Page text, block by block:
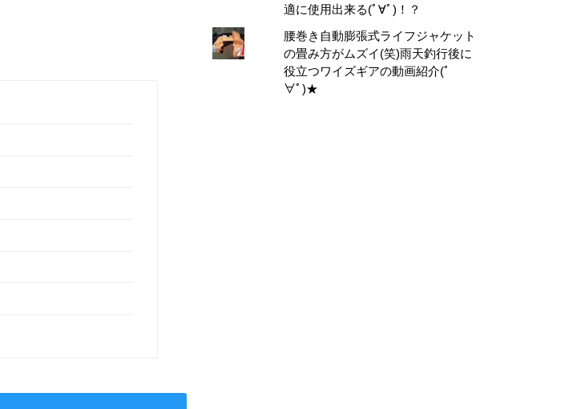
適に使用出来る(ﾟ∀ﾟ)！？
腰巻き自動膨張式ライフジャケット
の畳み方がムズイ(笑)雨天釣行後に
役立つワイズギアの動画紹介(ﾟ
∀ﾟ)★